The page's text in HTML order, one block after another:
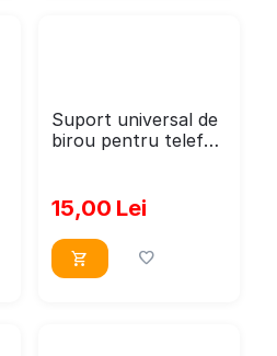
Suport universal de
birou pentru telefon
dimensiune 20x11cm
15,00 Lei